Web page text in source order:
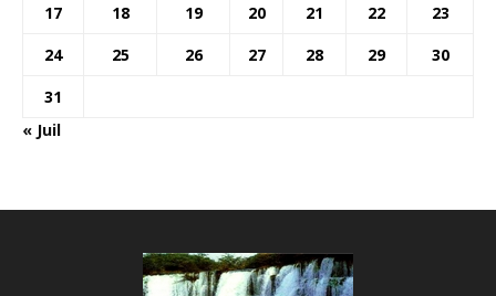
17
18 19 20 21 22
23
24
25 26 27 28 29
30
31
« Juil